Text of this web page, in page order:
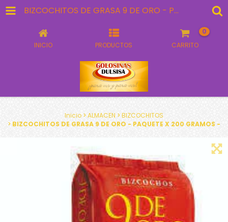
BIZCOCHITOS DE GRASA 9 DE ORO - PAQUETE X 200 GRAMOS -
INICIO PRODUCTOS CARRITO
0
Inicio >ALMACEN > BIZCOCHITOS
> BIZCOCHITOS DE GRASA 9 DE ORO - PAQUETE X 200 GRAMOS -